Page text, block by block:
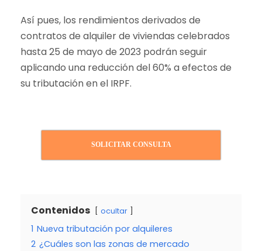
Así pues, los rendimientos derivados de
contratos de alquiler de viviendas celebrados
hasta 25 de mayo de 2023 podrán seguir
aplicando una reducción del 60% a efectos de
su tributación en el IRPF.
SOLICITAR CONSULTA
Contenidos ocultar
1 Nueva tributación por alquileres
2 ¿Cuáles son las zonas de mercado